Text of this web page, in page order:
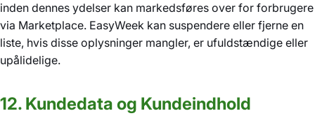
inden dennes ydelser kan markedsføres over for forbrugere
via Marketplace. EasyWeek kan suspendere eller fjerne en
liste, hvis disse oplysninger mangler, er ufuldstændige eller
upålidelige.
12. Kundedata og Kundeindhold